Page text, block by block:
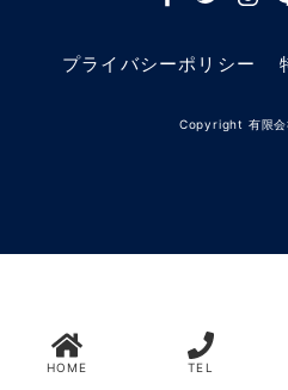
プライバシーポリシー
Copyright 有限会
HOME TEL